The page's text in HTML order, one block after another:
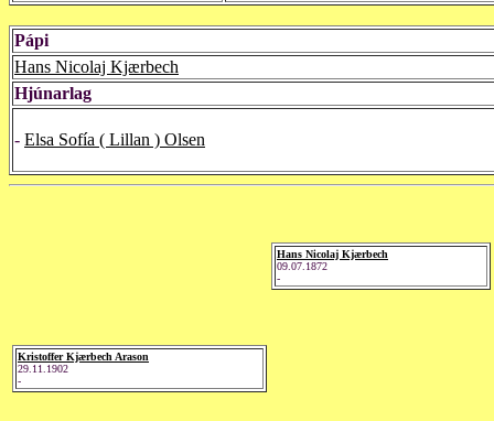
Pápi
Hans Nicolaj Kjærbech
Hjúnarlag
- Elsa Sofía ( Lillan ) Olsen
Kristoffer Kjærbech Arason
29.11.1902
-
Hans Nicolaj Kjærbech
09.07.1872
-